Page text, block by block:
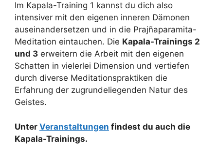
Im Kapala-Training 1 kannst du dich also
intensiver mit den eigenen inneren Dämonen
auseinandersetzen und in die Prajñaparamita-
Meditation eintauchen. Die Kapala-Trainings 2
und 3 erweitern die Arbeit mit den eigenen
Schatten in vielerlei Dimension und vertiefen
durch diverse Meditationspraktiken die
Erfahrung der zugrundeliegenden Natur des
Geistes.
Unter Veranstaltungen findest du auch die
Kapala-Trainings.